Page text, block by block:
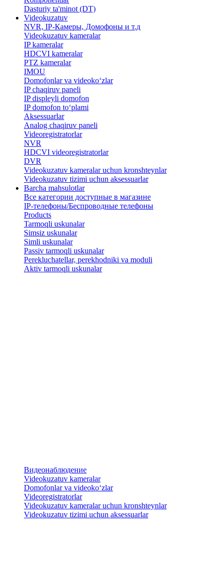
Dasturiy ta'minot (DT)
Videokuzatuv
NVR, IP-Камеры, Домофоны и т.д
Videokuzatuv kameralar
IP kameralar
HDCVI kameralar
PTZ kameralar
IMOU
​Domofonlar va videoko‘zlar
IP chaqiruv paneli
IP displeyli domofon
IP domofon to‘plami
Aksessuarlar
Analog chaqiruv paneli
Videoregistratorlar
NVR
HDCVI videoregistratorlar
DVR
Videokuzatuv kameralar uchun kronshteynlar
​Videokuzatuv tizimi uchun aksessuarlar
Barcha mahsulotlar
Все категории доступные в магазине
IP-телефоны/Беспроводные телефоны
Products
Tarmoqli uskunalar
Simsiz uskunalar
Simli uskunalar
Passiv tarmoqli uskunalar
​Perekluchatellar, perekhodniki va moduli
Aktiv tarmoqli uskunalar
Видеонаблюдение
Videokuzatuv kameralar
​Domofonlar va videoko‘zlar
Videoregistratorlar
Videokuzatuv kameralar uchun kronshteynlar
​Videokuzatuv tizimi uchun aksessuarlar